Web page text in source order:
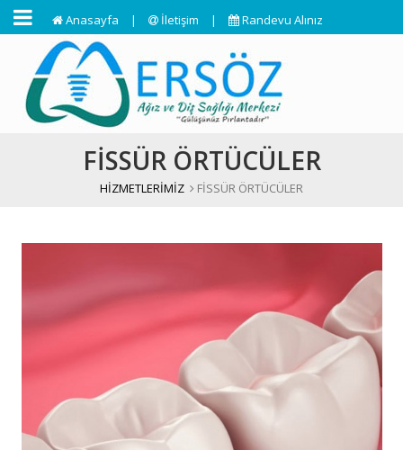
Anasayfa | İletişim | Randevu Alınız
FİSSÜR ÖRTÜCÜLER
HİZMETLERİMİZ FİSSÜR ÖRTÜCÜLER